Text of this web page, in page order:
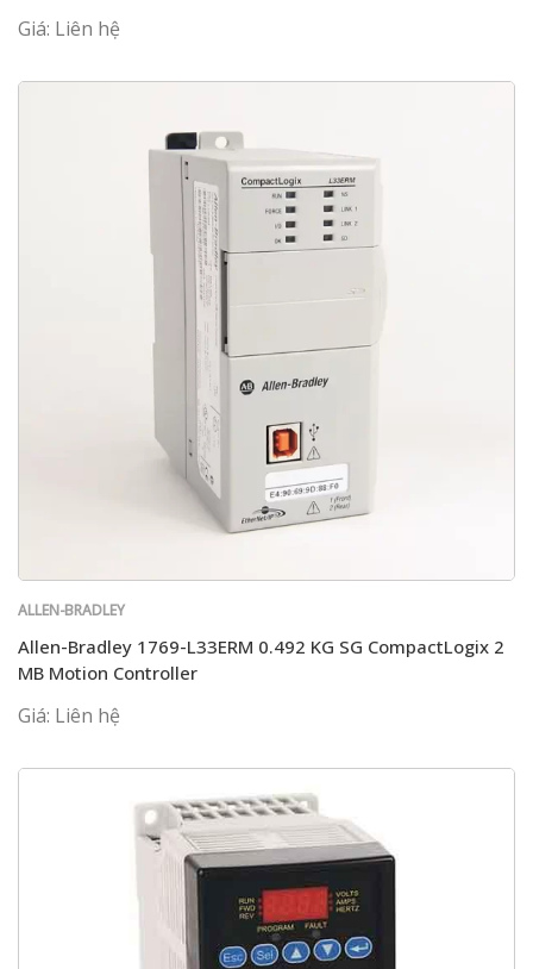
Giá: Liên hệ
ALLEN-BRADLEY
Allen-Bradley 1769-L33ERM 0.492 KG SG CompactLogix 2
MB Motion Controller
Giá: Liên hệ